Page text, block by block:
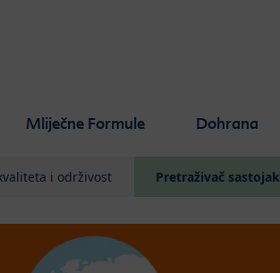
Mliječne Formule Dohrana
i održivost Pretraživač